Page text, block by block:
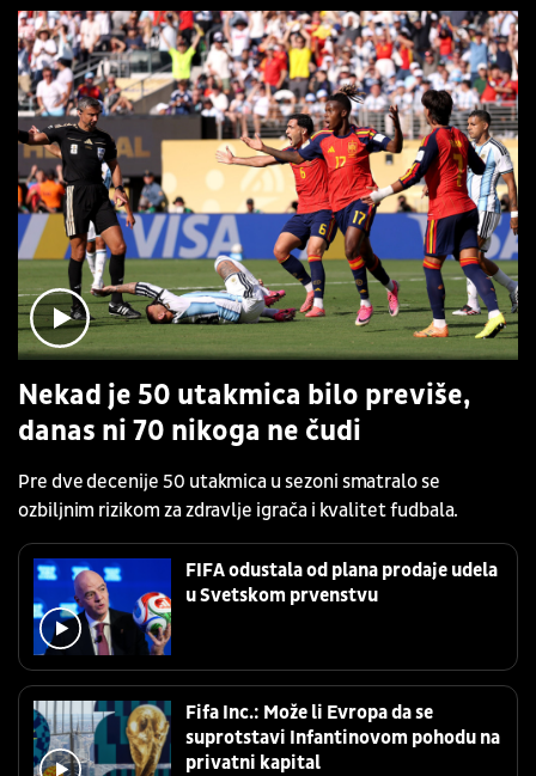
Nekad je 50 utakmica bilo previše,
danas ni 70 nikoga ne čudi
Pre dve decenije 50 utakmica u sezoni smatralo se
ozbiljnim rizikom za zdravlje igrača i kvalitet fudbala.
FIFA odustala od plana prodaje udela
u Svetskom prvenstvu
Fifa Inc.: Može li Evropa da se
suprotstavi Infantinovom pohodu na
privatni kapital